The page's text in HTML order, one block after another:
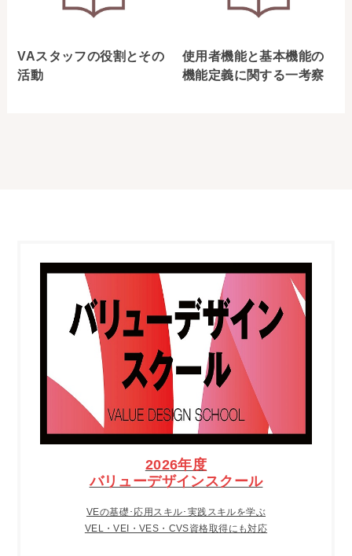
VAスタッフの役割とその
活動
使用者機能と基本機能の
機能定義に関する一考察
2026年度
バリューデザインスクール
VEの基礎･応用スキル･実践スキルを学ぶ
VEL・VEI・VES・CVS資格取得にも対応